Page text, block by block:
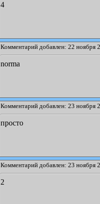
4
Комментарий добавлен: 22 ноября
norma
Комментарий добавлен: 23 ноября
просто
Комментарий добавлен: 23 ноября
2